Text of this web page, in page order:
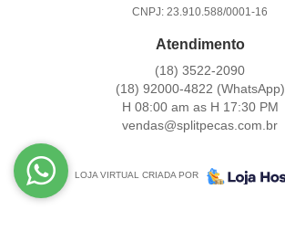
CNPJ: 23.910.588/0001-16
Atendimento
(18) 3522-2090
(18) 92000-4822 (WhatsApp)
H 08:00 am as H 17:30 PM
vendas@splitpecas.com.br
LOJA VIRTUAL CRIADA POR